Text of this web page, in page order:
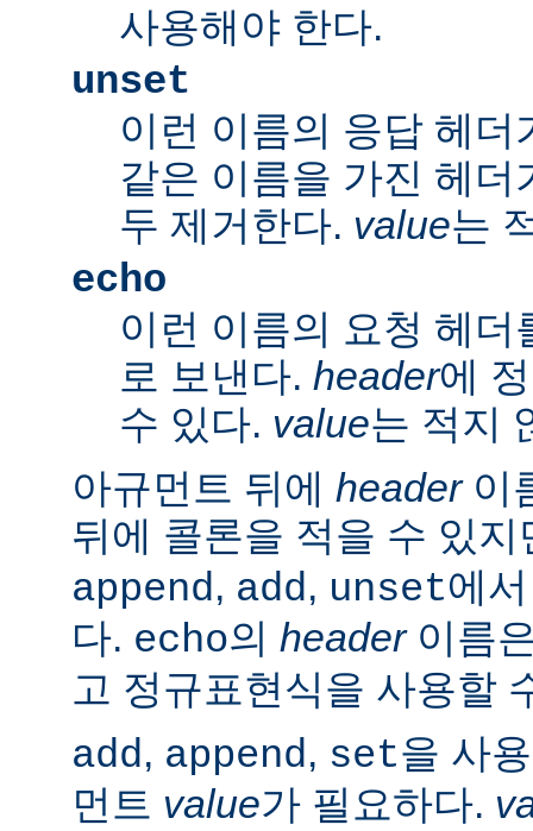
사용해야 한다.
unset
이런 이름의 응답 헤
같은 이름을 가진 헤
두 제거한다. value는
echo
이런 이름의 요청 헤
로 보낸다. header에
수 있다. value는 적지
아규먼트 뒤에 header이
뒤에 콜론을 적을 수 있
append, add, unset에
다. echo의 header이름
고 정규표현식을 사용할
add, append, set을 사
먼트 value가 필요하다.